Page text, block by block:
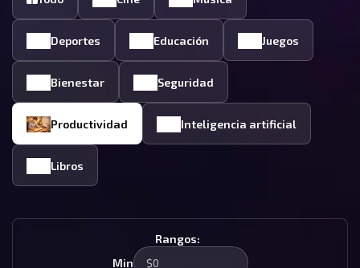
Deportes Educación Juegos
Bienestar Seguridad
Productividad Inteligencia artificial
Libros
Rangos:
Min